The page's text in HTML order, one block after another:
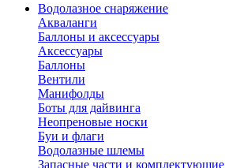
Водолазное снаряжение
Акваланги
Баллоны и аксессуары
Аксессуары
Баллоны
Вентили
Манифолды
Боты для дайвинга
Неопреновые носки
Буи и флаги
Водолазные шлемы
Запасные части и комплектующие